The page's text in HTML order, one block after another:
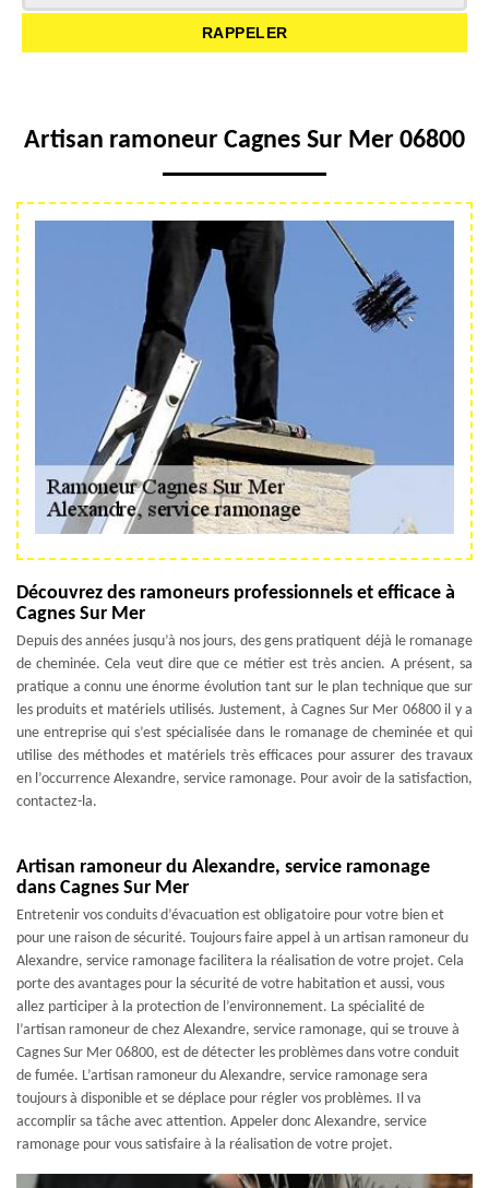
Artisan ramoneur Cagnes Sur Mer 06800
Découvrez des ramoneurs professionnels et efficace à
Cagnes Sur Mer
Depuis des années jusqu’à nos jours, des gens pratiquent déjà le romanage
de cheminée. Cela veut dire que ce métier est très ancien. A présent, sa
pratique a connu une énorme évolution tant sur le plan technique que sur
les produits et matériels utilisés. Justement, à Cagnes Sur Mer 06800 il y a
une entreprise qui s’est spécialisée dans le romanage de cheminée et qui
utilise des méthodes et matériels très efficaces pour assurer des travaux
en l’occurrence Alexandre, service ramonage. Pour avoir de la satisfaction,
contactez-la.
Artisan ramoneur du Alexandre, service ramonage
dans Cagnes Sur Mer
Entretenir vos conduits d’évacuation est obligatoire pour votre bien et
pour une raison de sécurité. Toujours faire appel à un artisan ramoneur du
Alexandre, service ramonage facilitera la réalisation de votre projet. Cela
porte des avantages pour la sécurité de votre habitation et aussi, vous
allez participer à la protection de l’environnement. La spécialité de
l’artisan ramoneur de chez Alexandre, service ramonage, qui se trouve à
Cagnes Sur Mer 06800, est de détecter les problèmes dans votre conduit
de fumée. L’artisan ramoneur du Alexandre, service ramonage sera
toujours à disponible et se déplace pour régler vos problèmes. Il va
accomplir sa tâche avec attention. Appeler donc Alexandre, service
ramonage pour vous satisfaire à la réalisation de votre projet.